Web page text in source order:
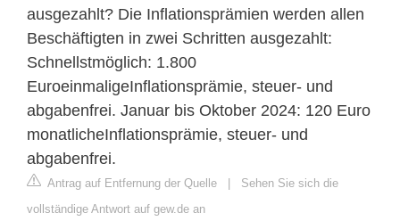
ausgezahlt? Die Inflationsprämien werden allen
Beschäftigten in zwei Schritten ausgezahlt:
Schnellstmöglich: 1.800
EuroeinmaligeInflationsprämie, steuer- und
abgabenfrei. Januar bis Oktober 2024: 120 Euro
monatlicheInflationsprämie, steuer- und
abgabenfrei.
Antrag auf Entfernung der Quelle | Sehen Sie sich die
vollständige Antwort auf gew.de an